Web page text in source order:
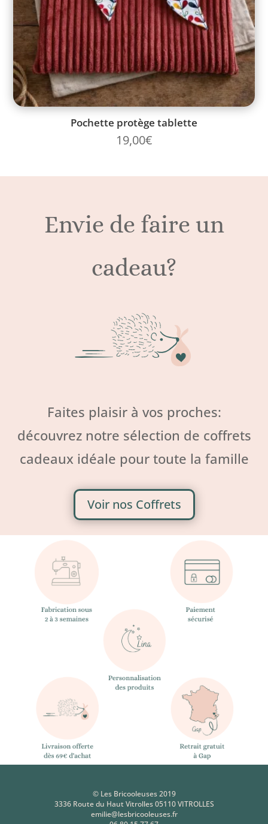
Pochette protège tablette
19,00€
Envie de faire un
cadeau?
Faites plaisir à vos proches:
découvrez notre sélection de coffrets
cadeaux idéale pour toute la famille
Voir nos Coffrets
© Les Bricooleuses 2019
3336 Route du Haut Vitrolles 05110 VITROLLES
emilie@lesbricooleuses.fr